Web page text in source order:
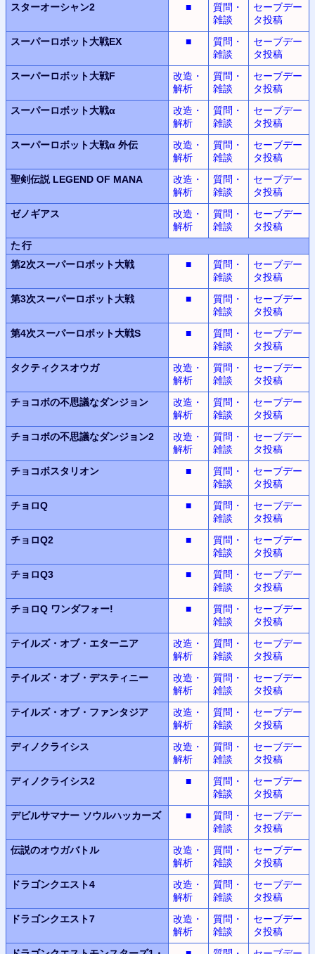
スターオーシャン2
■
質問・
雑談
セーブデー
タ投稿
スーパーロボット大戦EX
■
質問・
雑談
セーブデー
タ投稿
スーパーロボット大戦F
改造・
解析
質問・
雑談
セーブデー
タ投稿
スーパーロボット大戦α
改造・
解析
質問・
雑談
セーブデー
タ投稿
スーパーロボット大戦α 外伝
改造・
解析
質問・
雑談
セーブデー
タ投稿
聖剣伝説 LEGEND OF MANA
改造・
解析
質問・
雑談
セーブデー
タ投稿
ゼノギアス
改造・
解析
質問・
雑談
セーブデー
タ投稿
た行
第2次スーパーロボット大戦 ■
質問・
雑談
セーブデー
タ投稿
第3次スーパーロボット大戦 ■
質問・
雑談
セーブデー
タ投稿
第4次スーパーロボット大戦S
■
質問・
雑談
セーブデー
タ投稿
タクティクスオウガ
改造・
解析
質問・
雑談
セーブデー
タ投稿
チョコボの不思議なダンジョン
改造・
解析
質問・
雑談
セーブデー
タ投稿
チョコボの不思議なダンジョン2
改造・
解析
質問・
雑談
セーブデー
タ投稿
チョコボスタリオン
■
質問・
雑談
セーブデー
タ投稿
チョロQ
■
質問・
雑談
セーブデー
タ投稿
チョロQ2
■
質問・
雑談
セーブデー
タ投稿
チョロQ3
■
質問・
雑談
セーブデー
タ投稿
チョロQ ワンダフォー! ■
質問・
雑談
セーブデー
タ投稿
テイルズ・オブ・エターニア
改造・
解析
質問・
雑談
セーブデー
タ投稿
テイルズ・オブ・デスティニー
改造・
解析
質問・
雑談
セーブデー
タ投稿
テイルズ・オブ・ファンタジア
改造・
解析
質問・
雑談
セーブデー
タ投稿
ディノクライシス
改造・
解析
質問・
雑談
セーブデー
タ投稿
ディノクライシス2
■
質問・
雑談
セーブデー
タ投稿
デビルサマナー ソウルハッカーズ ■
質問・
雑談
セーブデー
タ投稿
伝説のオウガバトル
改造・
解析
質問・
雑談
セーブデー
タ投稿
ドラゴンクエスト4
改造・
解析
質問・
雑談
セーブデー
タ投稿
ドラゴンクエスト7
改造・
解析
質問・
雑談
セーブデー
タ投稿